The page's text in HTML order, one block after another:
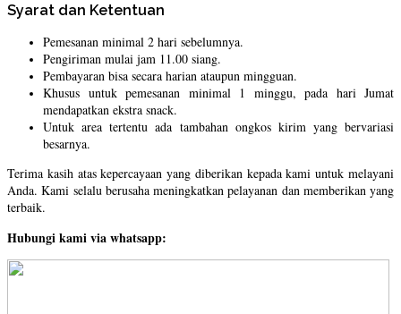
Syarat dan Ketentuan
Pemesanan minimal 2 hari sebelumnya.
Pengiriman mulai jam 11.00 siang.
Pembayaran bisa secara harian ataupun mingguan.
Khusus untuk pemesanan minimal 1 minggu, pada hari Jumat
mendapatkan ekstra snack.
Untuk area tertentu ada tambahan ongkos kirim yang bervariasi
besarnya.
Terima kasih atas kepercayaan yang diberikan kepada kami untuk melayani
Anda. Kami selalu berusaha meningkatkan pelayanan dan memberikan yang
terbaik.
Hubungi kami via whatsapp: